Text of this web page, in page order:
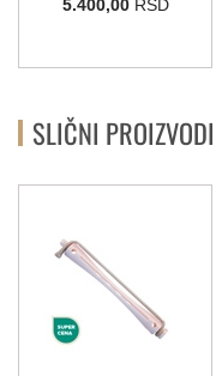
5.400,00RSD
SLIČNI PROIZVODI